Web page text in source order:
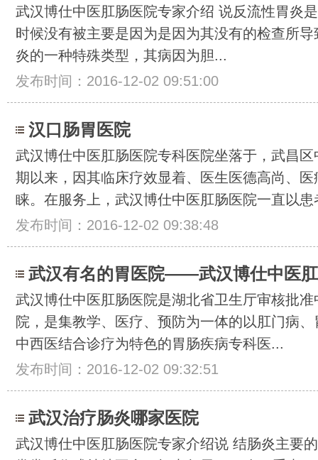
武汉博仕中医肛肠医院专家介绍 说反流性胃炎
时候没有被主要是因为是因为其没有的检查所
炎的一种特殊类型，其病因为胆...
发布时间：2016-12-02 09:51:00
汉口肠胃医院
武汉博仕中医肛肠医院专科医院坐落于，武昌
期以来，因其临床疗效显着、医生医德高尚、
睐。在服务上，武汉博仕中医肛肠医院一直以
发布时间：2016-12-02 09:38:48
武汉有名的胃医院——武汉博仕中医
武汉博仕中医肛肠医院是湖北省卫生厅审核批
院，是集教学、医疗、预防为一体的以肛门病
中西医结合诊疗为特色的胃肠疾病专科医...
发布时间：2016-12-02 09:32:51
武汉治疗肠炎哪家医院
武汉博仕中医肛肠医院专家介绍说 结肠炎主要